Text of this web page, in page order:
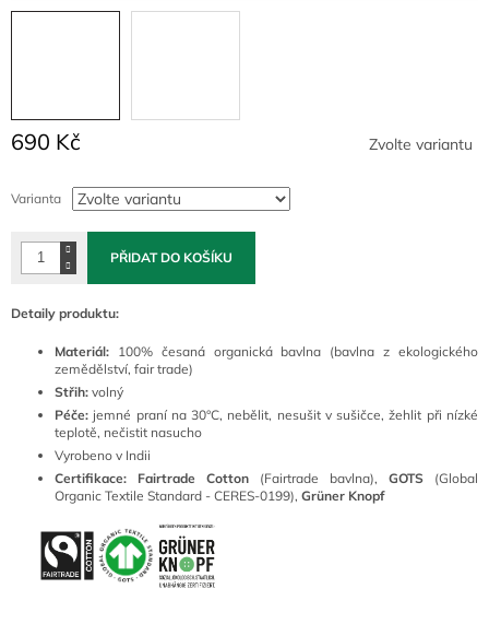
690 Kč
cena:
Zvolte variantu
Varianta
PŘIDAT DO KOŠÍKU
Detaily produktu:
Materiál: 100% česaná organická bavlna (bavlna z ekologického
zemědělství, fair trade)
Střih: volný
Péče: jemné praní na 30°C, nebělit, nesušit v sušičce, žehlit při nízké
teplotě, nečistit nasucho
Vyrobeno v Indii
Certifikace: Fairtrade Cotton (Fairtrade bavlna), GOTS
(Global
Organic Textile Standard - CERES-0199), Grüner Knopf